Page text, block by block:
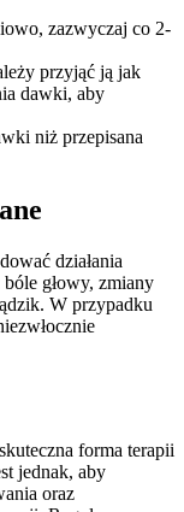
zazwyczaj co 2-
przyjąć ją jak
dawki, aby
niż przepisana
działania
głowy, zmiany
W przypadku
forma terapii
jednak, aby
oraz